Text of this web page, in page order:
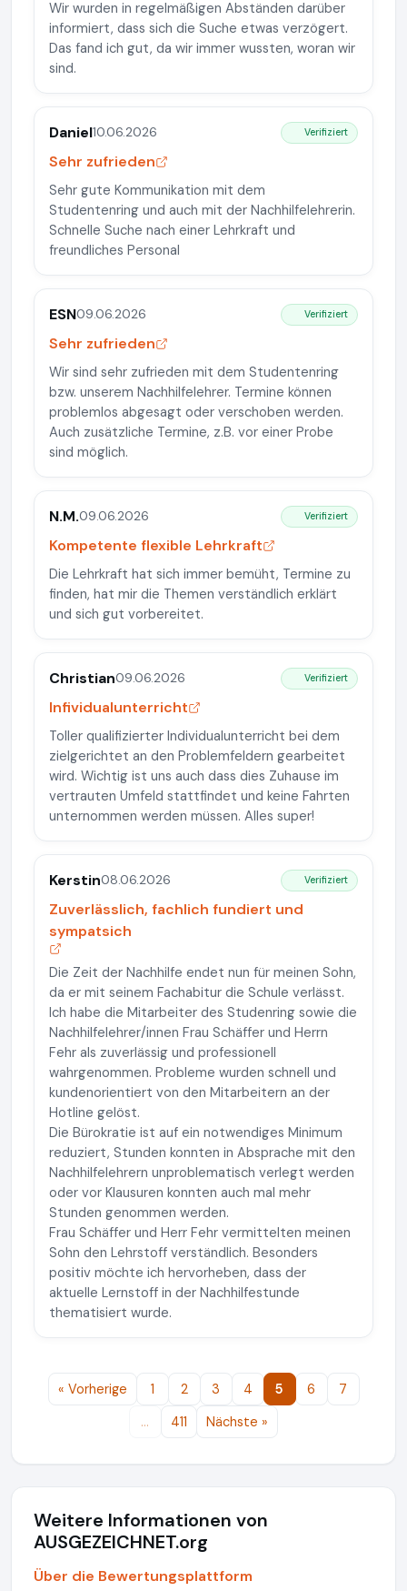
Wir wurden in regelmäßigen Abständen darüber
informiert, dass sich die Suche etwas verzögert.
Das fand ich gut, da wir immer wussten, woran wir
sind.
Daniel10.06.2026 Verifiziert
Sehr zufrieden
Sehr gute Kommunikation mit dem
Studentenring und auch mit der Nachhilfelehrerin.
Schnelle Suche nach einer Lehrkraft und
freundliches Personal
ESN09.06.2026 Verifiziert
Sehr zufrieden
Wir sind sehr zufrieden mit dem Studentenring
bzw. unserem Nachhilfelehrer. Termine können
problemlos abgesagt oder verschoben werden.
Auch zusätzliche Termine, z.B. vor einer Probe
sind möglich.
N.M.09.06.2026 Verifiziert
Kompetente flexible Lehrkraft
Die Lehrkraft hat sich immer bemüht, Termine zu
finden, hat mir die Themen verständlich erklärt
und sich gut vorbereitet.
Christian09.06.2026 Verifiziert
Infividualunterricht
Toller qualifizierter Individualunterricht bei dem
zielgerichtet an den Problemfeldern gearbeitet
wird. Wichtig ist uns auch dass dies Zuhause im
vertrauten Umfeld stattfindet und keine Fahrten
unternommen werden müssen. Alles super!
Kerstin08.06.2026 Verifiziert
Zuverlässlich, fachlich fundiert und
sympatsich
Die Zeit der Nachhilfe endet nun für meinen Sohn,
da er mit seinem Fachabitur die Schule verlässt.
Ich habe die Mitarbeiter des Studenring sowie die
Nachhilfelehrer/innen Frau Schäffer und Herrn
Fehr als zuverlässig und professionell
wahrgenommen. Probleme wurden schnell und
kundenorientiert von den Mitarbeitern an der
Hotline gelöst.
Die Bürokratie ist auf ein notwendiges Minimum
reduziert, Stunden konnten in Absprache mit den
Nachhilfelehrern unproblematisch verlegt werden
oder vor Klausuren konnten auch mal mehr
Stunden genommen werden.
Frau Schäffer und Herr Fehr vermittelten meinen
Sohn den Lehrstoff verständlich. Besonders
positiv möchte ich hervorheben, dass der
aktuelle Lernstoff in der Nachhilfestunde
thematisiert wurde.
« Vorherige 1 2 3 4 5 6
7
…
411 Nächste »
Weitere Informationen von
AUSGEZEICHNET.org
Über die Bewertungsplattform